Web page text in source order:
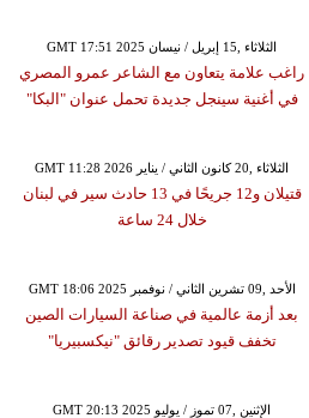
GMT 17:51 2025 الثلاثاء ,15 إبريل / نيسان
راغب علامة يتعاون مع الشاعر عمرو المصري
في أغنية سينجل جديدة تحمل عنوان "البكا"
GMT 11:28 2026 الثلاثاء ,20 كانون الثاني / يناير
قتيلان و12 جريحًا في 13 حادث سير في لبنان
خلال 24 ساعة
GMT 18:06 2025 الأحد ,09 تشرين الثاني / نوفمبر
بعد أزمة عالمية في صناعة السيارات الصين
تخفف قيود تصدير رقائق "نيكسبيريا"
GMT 20:13 2025 الإثنين ,07 تموز / يوليو